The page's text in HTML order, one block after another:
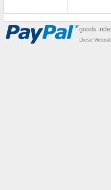
goods
Diese